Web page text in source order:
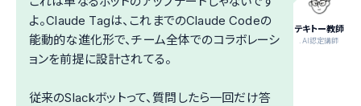
テキトー教師
.AI認定講師
よ。Claude Tagは、これまでのClaude Codeの
能動的な進化形で、チーム全体でのコラボレーシ
ョンを前提に設計されてる。
従来のSlackボットって、質問したら一回だけ答